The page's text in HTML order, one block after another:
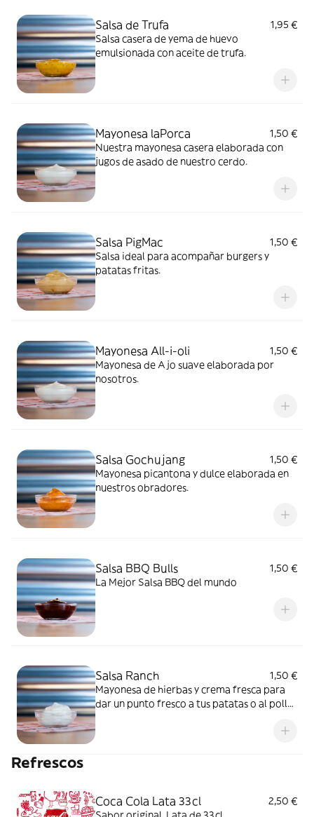
Salsa de Trufa
1,95 €
Salsa casera de yema de huevo
emulsionada con aceite de trufa.
Mayonesa laPorca
1,50 €
Nuestra mayonesa casera elaborada con
jugos de asado de nuestro cerdo.
Salsa PigMac
1,50 €
Salsa ideal para acompañar burgers y
patatas fritas.
Mayonesa All-i-oli
1,50 €
Mayonesa de Ajo suave elaborada por
nosotros.
Salsa Gochujang
1,50 €
Mayonesa picantona y dulce elaborada en
nuestros obradores.
Salsa BBQ Bulls
1,50 €
La Mejor Salsa BBQ del mundo
Salsa Ranch
1,50 €
Mayonesa de hierbas y crema fresca para
dar un punto fresco a tus patatas o al pollo
Refrescos
Coca Cola Lata 33cl
2,50 €